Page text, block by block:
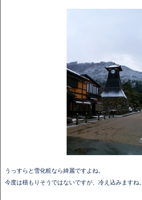
うっすらと雪化粧なら綺麗ですよね。
今度は積もりそうではないですが、冷え込みますね。